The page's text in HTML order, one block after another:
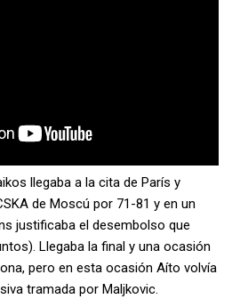
llegaba a la cita de París y
de Moscú por 71-81 y en un
justificaba el desembolso que
Llegaba la final y una ocasión
pero en esta ocasión Aíto volvía
tramada por Maljkovic.